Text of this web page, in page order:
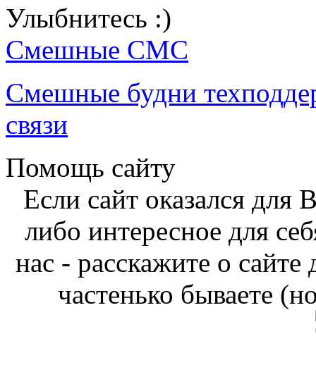
Улыбнитесь :)
Смешные СМС
Смешные будни
связи
Помощь сайту
Если сайт оказался
либо интересное для
нас - расскажите о
частенько бываете